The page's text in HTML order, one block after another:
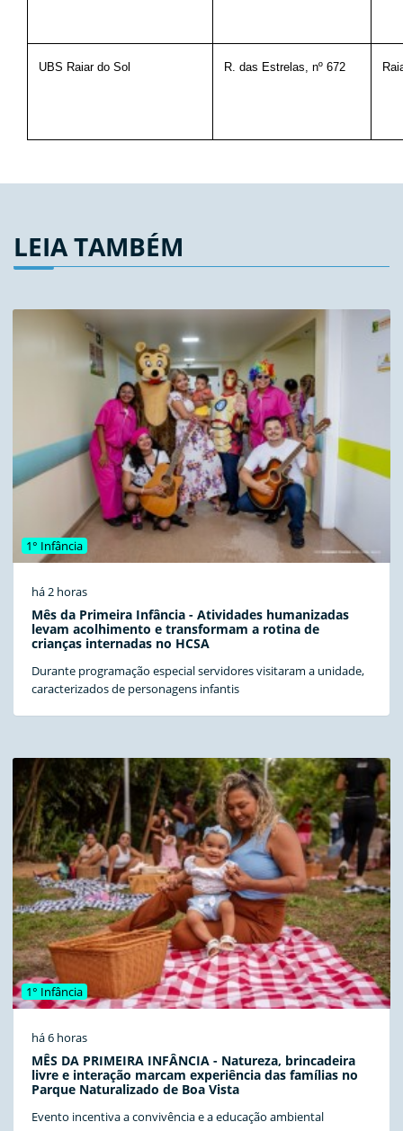
UBS Raiar do Sol R. das Estrelas, nº 672
LEIA TAMBÉM
1° Infância
há 2 horas
Mês da Primeira Infância - Atividades humanizadas
levam acolhimento e transformam a rotina de
crianças internadas no HCSA
Durante programação especial servidores visitaram a unidade,
caracterizados de personagens infantis
1° Infância
há 6 horas
MÊS DA PRIMEIRA INFÂNCIA - Natureza, brincadeira
livre e interação marcam experiência das famílias no
Parque Naturalizado de Boa Vista
Evento incentiva a convivência e a educação ambiental